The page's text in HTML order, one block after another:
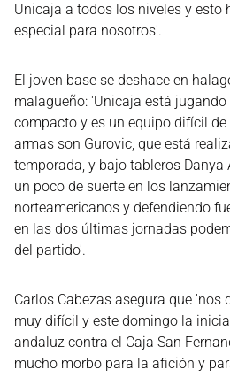
Unicaja a todos los niveles y esto
especial para nosotros'.
El joven base se deshace en
malagueño: 'Unicaja está
compacto y es un equipo difícil
armas son Gurovic, que está
temporada, y bajo tableros Danya
un poco de suerte en los
norteamericanos y defendiendo
en las dos últimas jornadas
del partido'.
Carlos Cabezas asegura que 'nos
muy difícil y este domingo la
andaluz contra el Caja San
mucho morbo para la afición y